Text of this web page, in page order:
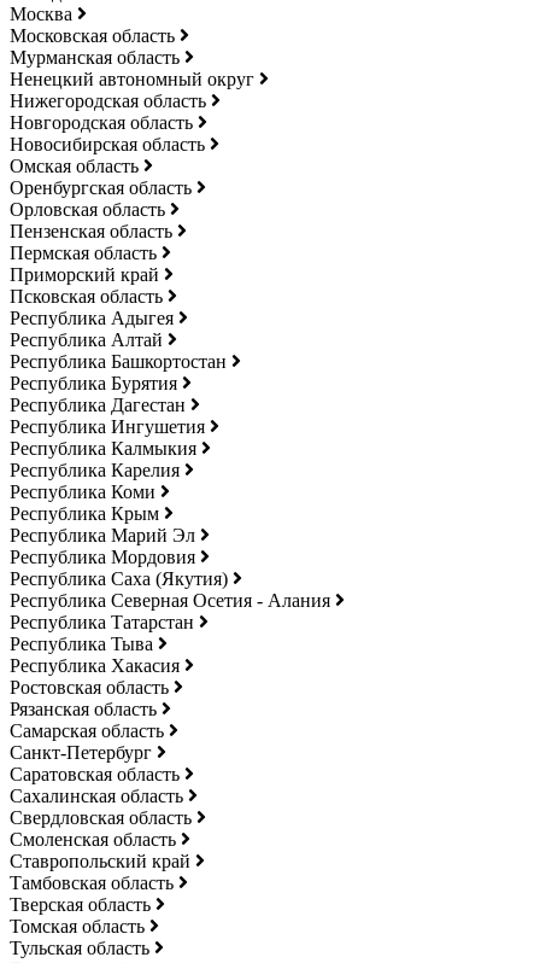
Москва
Московская область
Мурманская область
Ненецкий автономный округ
Нижегородская область
Новгородская область
Новосибирская область
Омская область
Оренбургская область
Орловская область
Пензенская область
Пермская область
Приморский край
Псковская область
Республика Адыгея
Республика Алтай
Республика Башкортостан
Республика Бурятия
Республика Дагестан
Республика Ингушетия
Республика Калмыкия
Республика Карелия
Республика Коми
Республика Крым
Республика Марий Эл
Республика Мордовия
Республика Саха (Якутия)
Республика Северная Осетия - Алания
Республика Татарстан
Республика Тыва
Республика Хакасия
Ростовская область
Рязанская область
Самарская область
Санкт-Петербург
Саратовская область
Сахалинская область
Свердловская область
Смоленская область
Ставропольский край
Тамбовская область
Тверская область
Томская область
Тульская область